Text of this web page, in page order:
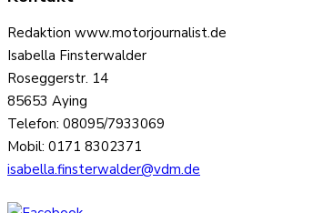
Redaktion www.motorjournalist.de
Isabella Finsterwalder
Roseggerstr. 14
85653 Aying
Telefon: 08095/7933069
Mobil: 0171 8302371
isabella.finsterwalder@vdm.de